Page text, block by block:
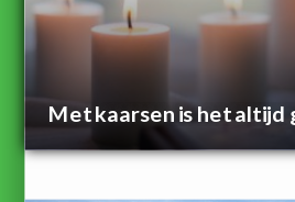
Met kaarsen is het altijd